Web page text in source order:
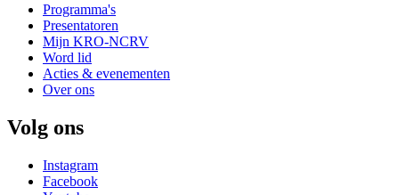
Programma's
Presentatoren
Mijn KRO-NCRV
Word lid
Acties & evenementen
Over ons
Volg ons
Instagram
Facebook